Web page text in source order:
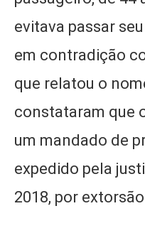
evitava passar
em contradição
que relatou o
constataram que
um mandado de
expedido pela
2018, por